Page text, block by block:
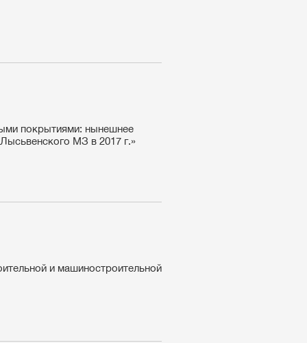
покрытиями: нынешнее
МЗ в 2017 г.»
и машиностроительной